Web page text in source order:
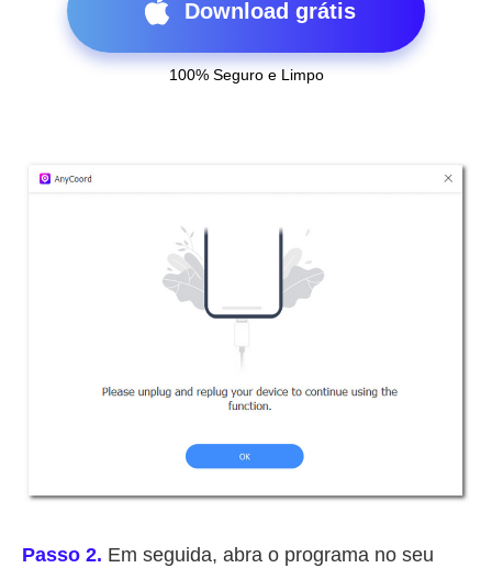
Download grátis
100% Seguro e Limpo
Passo 2. Em seguida, abra o programa no seu